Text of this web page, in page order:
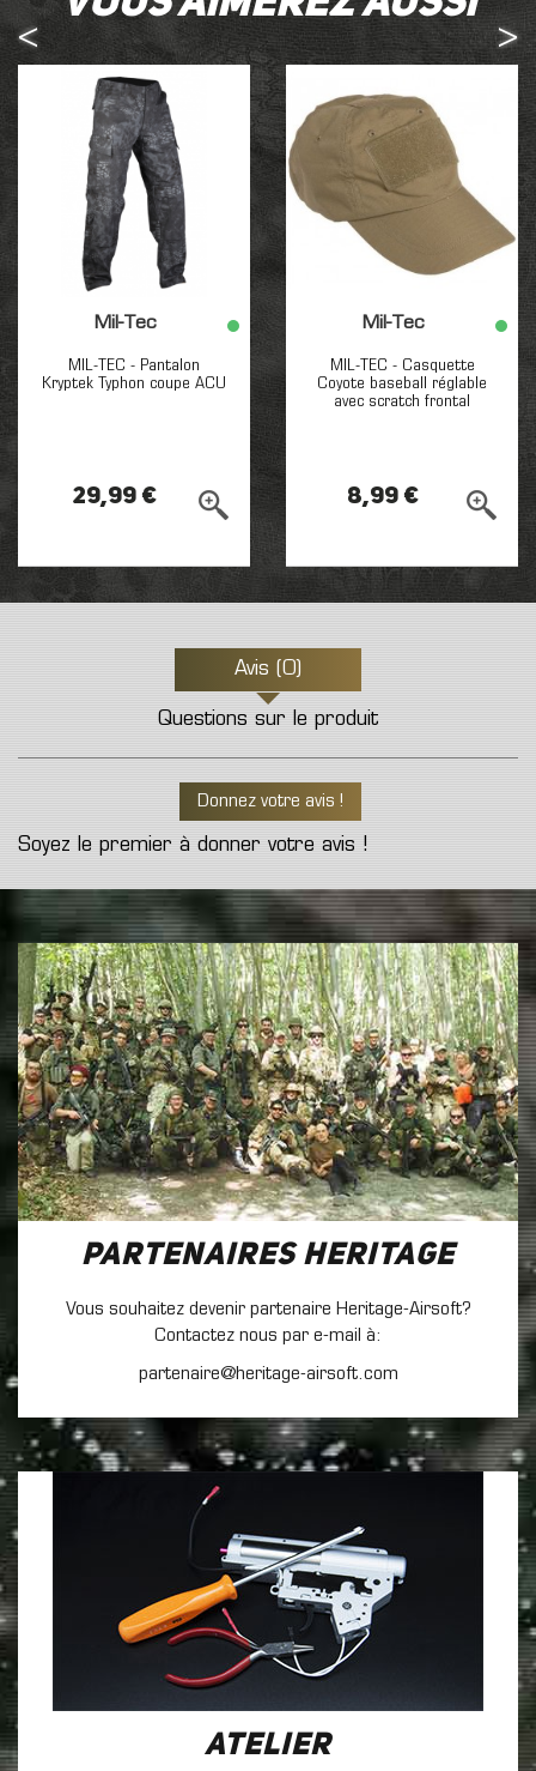
Mil-Tec
MIL-TEC - Pantalon
Kryptek Typhon coupe ACU
29,99 €
Mil-Tec
MIL-TEC - Casquette
Coyote baseball réglable
avec scratch frontal
8,99 €
Avis (0)
Questions sur le produit
Donnez votre avis !
Soyez le premier à donner votre avis !
Partenaires Heritage
Vous souhaitez devenir partenaire Heritage-Airsoft?
Contactez nous par e-mail à:
partenaire@heritage-airsoft.com
Atelier